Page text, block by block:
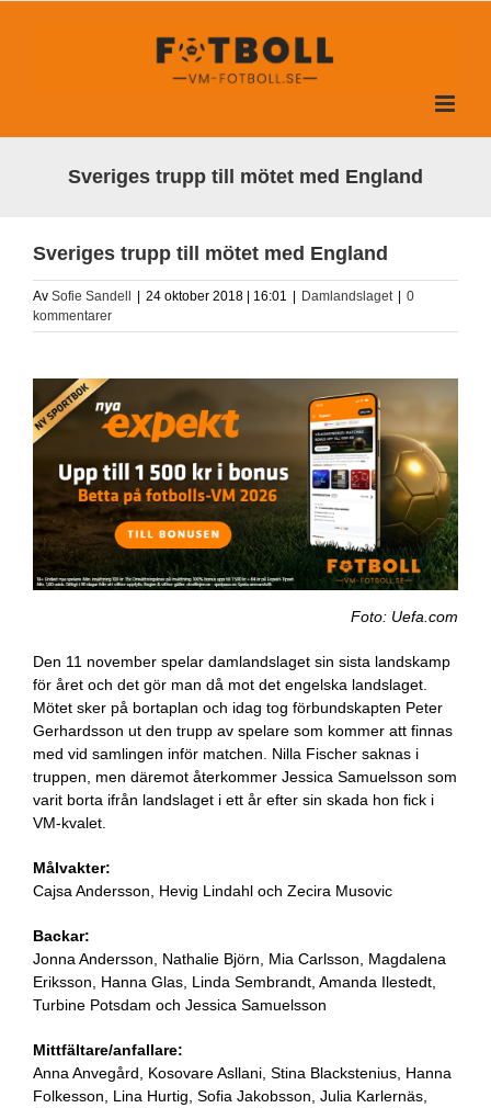
Sveriges trupp till mötet med England
Sveriges trupp till mötet med England
Av Sofie Sandell | 24 oktober 2018 | 16:01 | Damlandslaget | 0
kommentarer
Foto: Uefa.com
Den 11 november spelar damlandslaget sin sista landskamp
för året och det gör man då mot det engelska landslaget.
Mötet sker på bortaplan och idag tog förbundskapten Peter
Gerhardsson ut den trupp av spelare som kommer att finnas
med vid samlingen inför matchen. Nilla Fischer saknas i
truppen, men däremot återkommer Jessica Samuelsson som
varit borta ifrån landslaget i ett år efter sin skada hon fick i
VM-kvalet.
Målvakter:
Cajsa Andersson, Hevig Lindahl och Zecira Musovic
Backar:
Jonna Andersson, Nathalie Björn, Mia Carlsson, Magdalena
Eriksson, Hanna Glas, Linda Sembrandt, Amanda Ilestedt,
Turbine Potsdam och Jessica Samuelsson
Mittfältare/anfallare:
Anna Anvegård, Kosovare Asllani, Stina Blackstenius, Hanna
Folkesson, Lina Hurtig, Sofia Jakobsson, Julia Karlernäs,